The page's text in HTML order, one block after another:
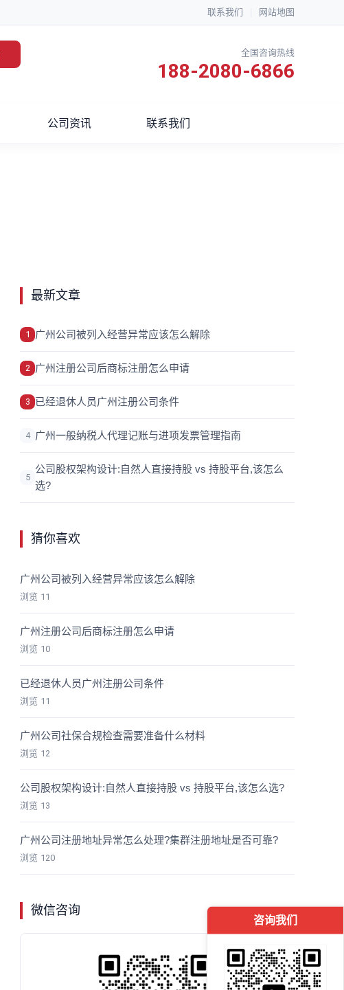
联系我们 网站地图
全国咨询热线
188-2080-6866
公司资讯 联系我们
最新文章
1 广州公司被列入经营异常应该怎么解除
2 广州注册公司后商标注册怎么申请
3 已经退休人员广州注册公司条件
4 广州一般纳税人代理记账与进项发票管理指南
5
公司股权架构设计:自然人直接持股 vs 持股平台,该怎么
选?
猜你喜欢
广州公司被列入经营异常应该怎么解除
浏览 11
广州注册公司后商标注册怎么申请
浏览 10
已经退休人员广州注册公司条件
浏览 11
广州公司社保合规检查需要准备什么材料
浏览 12
公司股权架构设计:自然人直接持股 vs 持股平台,该怎么选?
浏览 13
广州公司注册地址异常怎么处理?集群注册地址是否可靠?
浏览 120
微信咨询
咨询我们